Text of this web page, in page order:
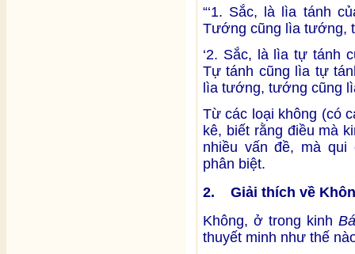
“‘1. Sắc, là lìa tánh
Tướng cũng lìa tướng,
‘2. Sắc, là lìa tự tánh
Tự tánh cũng lìa tự
lìa tướng, tướng cũng
Từ các loại không (có
kê, biết rằng điều mà
nhiều vấn đề, mà
phân biệt.
2. Giải thích về
Không, ở trong kinh
thuyết minh như thế